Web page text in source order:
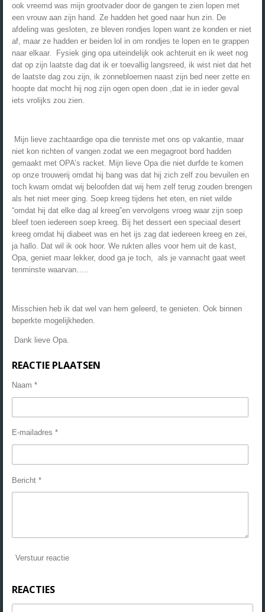
ook vreemd was mijn grootvader door de gangen te zien lopen met
een vrouw aan zijn hand. Ze hadden het goed naar hun zin. De
afdeling was gesloten, ze bleven rondjes lopen want ze konden er niet
af, maar ze hadden er beiden lol in om rondjes te lopen en te grappen
naar elkaar. Fysiek ging opa uiteindelijk ook achteruit en ik weet nog
dat op zijn laatste dag dat ik er toevallig langsreed, ik wist niet dat het
de laatste dag zou zijn, ik zonnebloemen naast zijn bed neer zette en
hoopte dat mocht hij nog zijn ogen open doen ,dat ie in ieder geval
iets vrolijks zou zien.
Mijn lieve zachtaardige opa die tenniste met ons op vakantie, maar
niet kon richten of vangen zodat we een megagroot bord hadden
gemaakt met OPA’s racket. Mijn lieve Opa die niet durfde te komen
op onze trouwerij omdat hij bang was dat hij zich zelf zou bevuilen en
toch kwam omdat wij beloofden dat wij hem zelf terug zouden brengen
als het niet meer ging. Soep kreeg tijdens het eten, en niet wilde
“omdat hij dat elke dag al kreeg”en vervolgens vroeg waar zijn soep
bleef toen iedereen soep kreeg. Bij het dessert een speciaal desert
kreeg omdat hij diabeet was en het ijs zag dat iedereen kreeg en zei,
ja hallo. Dat wil ik ook hoor. We rukten alles voor hem uit de kast,
Opa, geniet maar lekker, dood ga je toch, als je vannacht gaat weet
tenminste waarvan…..
Misschien heb ik dat wel van hem geleerd, te genieten. Ook binnen
beperkte mogelijkheden.
Dank lieve Opa.
REACTIE PLAATSEN
Naam *
E-mailadres *
Bericht *
Verstuur reactie
REACTIES